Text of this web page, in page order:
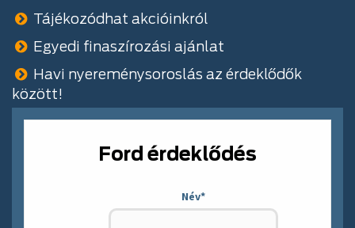
Tájékozódhat akcióinkról
Egyedi finaszírozási ajánlat
Havi nyereménysoroslás az érdeklődők
között!
Ford érdeklődés
Név*